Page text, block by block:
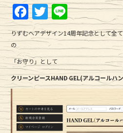
F
a
c
e
b
o
o
k
T
w
it
te
r
Li
n
e
りずむヘアデザイン14周年記念として全
の
「お守り」として
クリーンピースHAND GEL(アルコールハ